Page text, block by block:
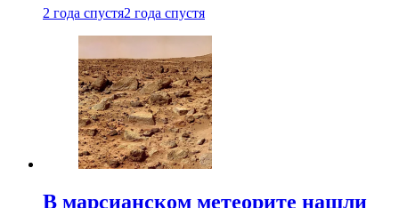
2 года спустя2 года спустя
В марсианском метеорите нашли